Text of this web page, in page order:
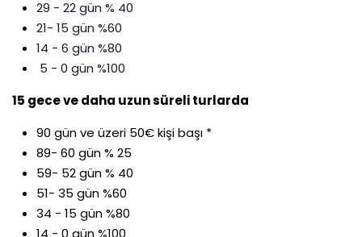
29 - 22 gün % 40
21- 15 gün %60
14 - 6 gün %80
5 - 0 gün %100
15 gece ve daha uzun süreli turlarda
90 gün ve üzeri 50€ kişi başı *
89- 60 gün % 25
59- 52 gün % 40
51- 35 gün %60
34 - 15 gün %80
14 - 0 gün %100